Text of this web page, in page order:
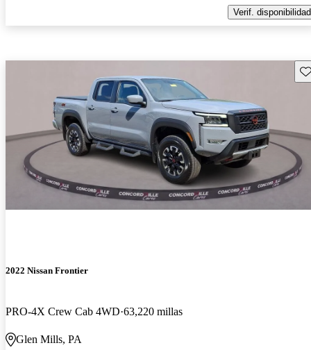
Verif. disponibilidad
2022 Nissan Frontier
PRO-4X Crew Cab 4WD 63,220 millas
Glen Mills, PA